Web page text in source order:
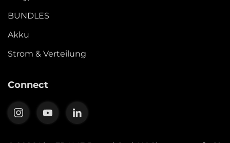
BUNDLES
Akku
Strom & Verteilung
Connect